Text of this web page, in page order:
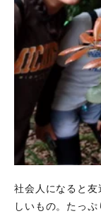
社会人になると
しいもの。たっ